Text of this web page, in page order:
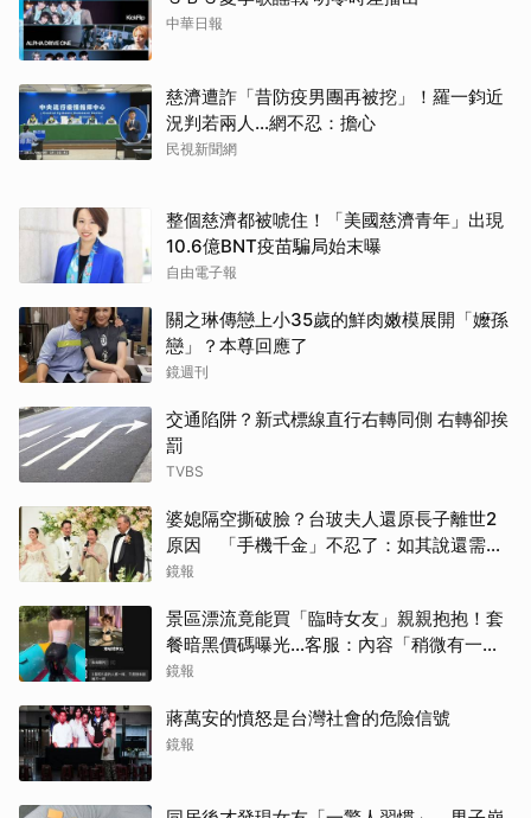
中華日報
慈濟遭詐「昔防疫男團再被挖」！羅一鈞近
況判若兩人…網不忍：擔心
民視新聞網
整個慈濟都被唬住！「美國慈濟青年」出現
10.6億BNT疫苗騙局始末曝
自由電子報
關之琳傳戀上小35歲的鮮肉嫩模展開「嬤孫
戀」？本尊回應了
鏡週刊
交通陷阱？新式標線直行右轉同側 右轉卻挨
罰
TVBS
婆媳隔空撕破臉？台玻夫人還原長子離世2
原因 「手機千金」不忍了：如其說還需要
離開嗎？
鏡報
景區漂流竟能買「臨時女友」親親抱抱！套
餐暗黑價碼曝光…客服：內容「稍微有一點
尺度」
鏡報
蔣萬安的憤怒是台灣社會的危險信號
鏡報